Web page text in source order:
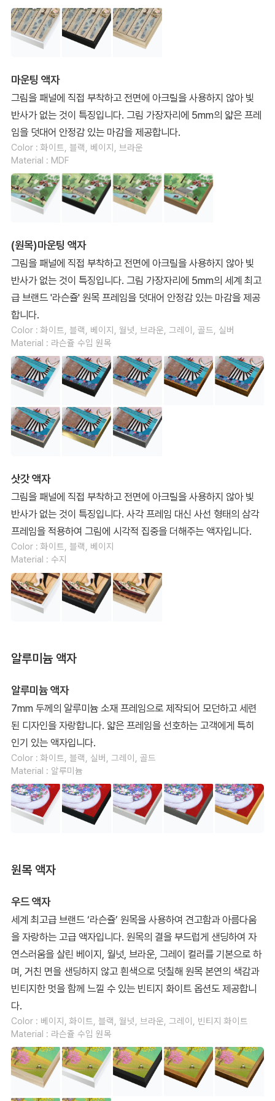
마운팅 액자
그림을 패널에 직접 부착하고 전면에 아크릴을 사용하지 않아 빛
반사가 없는 것이 특징입니다. 그림 가장자리에 5mm의 얇은 프레
임을 덧대어 안정감 있는 마감을 제공합니다.
Color : 화이트, 블랙, 베이지, 브라운
Material : MDF
(원목)마운팅 액자
그림을 패널에 직접 부착하고 전면에 아크릴을 사용하지 않아 빛
반사가 없는 것이 특징입니다. 그림 가장자리에 5mm의 세계 최고
급 브랜드 '라슨쥴' 원목 프레임을 덧대어 안정감 있는 마감을 제공
합니다.
Color : 화이트, 블랙, 베이지, 월넛, 브라운, 그레이, 골드, 실버
Material : 라슨쥴 수입 원목
삿갓 액자
그림을 패널에 직접 부착하고 전면에 아크릴을 사용하지 않아 빛
반사가 없는 것이 특징입니다. 사각 프레임 대신 사선 형태의 삼각
프레임을 적용하여 그림에 시각적 집중을 더해주는 액자입니다.
Color : 화이트, 블랙, 베이지
Material : 수지
알루미늄 액자
알루미늄 액자
7mm 두께의 알루미늄 소재 프레임으로 제작되어 모던하고 세련
된 디자인을 자랑합니다. 얇은 프레임을 선호하는 고객에게 특히
인기 있는 액자입니다.
Color : 화이트, 블랙, 실버, 그레이, 골드
Material : 알루미늄
원목 액자
우드 액자
세계 최고급 브랜드 ‘라슨쥴’ 원목을 사용하여 견고함과 아름다움
을 자랑하는 고급 액자입니다. 원목의 결을 부드럽게 샌딩하여 자
연스러움을 살린 베이지, 월넛, 브라운, 그레이 컬러를 기본으로 하
며, 거친 면을 샌딩하지 않고 흰색으로 덧칠해 원목 본연의 색감과
빈티지한 멋을 함께 느낄 수 있는 빈티지 화이트 옵션도 제공합니
다.
Color : 베이지, 화이트, 블랙, 월넛, 브라운, 그레이, 빈티지 화이트
Material : 라슨쥴 수입 원목